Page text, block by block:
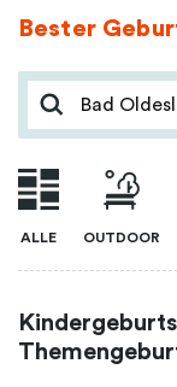
Bester
ALLE OUTDOOR